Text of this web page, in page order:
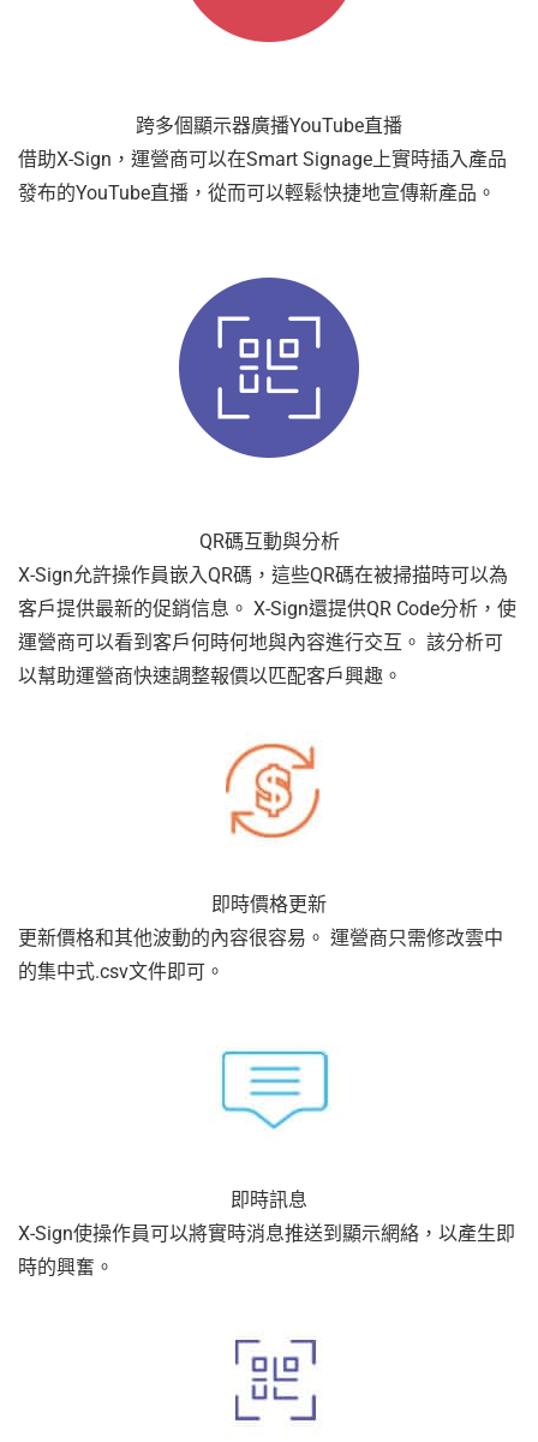
跨多個顯示器廣播YouTube直播
借助X-Sign，運營商可以在Smart Signage上實時插入產品
發布的YouTube直播，從而可以輕鬆快捷地宣傳新產品。
QR碼互動與分析
X-Sign允許操作員嵌入QR碼，這些QR碼在被掃描時可以為
客戶提供最新的促銷信息。 X-Sign還提供QR Code分析，使
運營商可以看到客戶何時何地與內容進行交互。 該分析可
以幫助運營商快速調整報價以匹配客戶興趣。
即時價格更新
更新價格和其他波動的內容很容易。 運營商只需修改雲中
的集中式.csv文件即可。
即時訊息
X-Sign使操作員可以將實時消息推送到顯示網絡，以產生即
時的興奮。